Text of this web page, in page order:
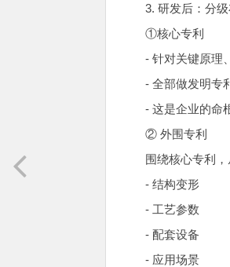
3. 研发后：分
①核心专利
- 针对关键原理
- 全部做发明专
- 这是企业的命
② 外围专利
围绕核心专利，
- 结构变形
- 工艺参数
- 配套设备
- 应用场景